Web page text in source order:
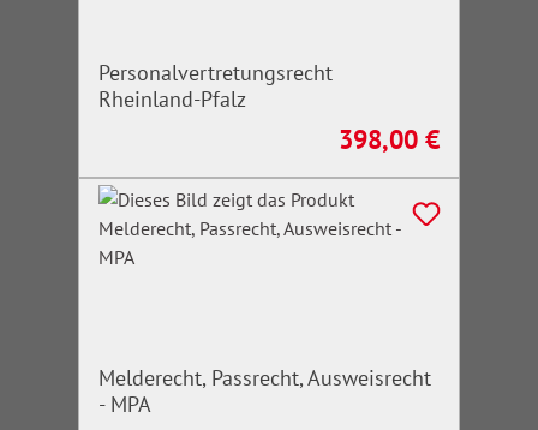
Personalvertretungsrecht
Rheinland-Pfalz
Regulärer Preis:
398,00 €
Melderecht, Passrecht, Ausweisrecht
- MPA